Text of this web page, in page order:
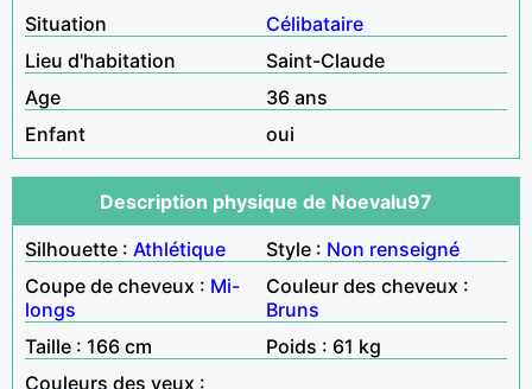
Situation
Célibataire
Lieu d'habitation
Saint-Claude
Age
36 ans
Enfant
oui
Description physique de Noevalu97
Silhouette : Athlétique Style : Non renseigné
Coupe de cheveux : Mi-
longs
Couleur des cheveux :
Bruns
Taille : 166 cm
Poids : 61 kg
Couleurs des yeux :